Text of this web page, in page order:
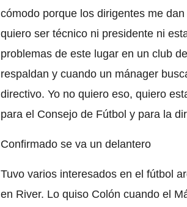
cómodo porque los dirigentes me
quiero ser técnico ni presidente ni
problemas de este lugar en un club
respaldan y cuando un mánager
directivo. Yo no quiero eso, quiero
para el Consejo de Fútbol y para la
Confirmado se va un delantero
Tuvo varios interesados en el fútbol
en River. Lo quiso Colón cuando el